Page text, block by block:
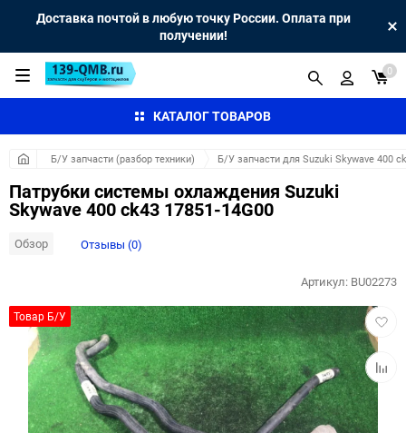
Доставка почтой в любую точку России. Оплата при
получении!
КАТАЛОГ ТОВАРОВ
0
Б/У запчасти (разбор техники) Б/У запчасти для Suzuki Skywave 400
Патрубки системы охлаждения Suzuki
Skywave 400 ck43 17851-14G00
Обзор Отзывы (0)
Товар Б/У
в
к
Артикул: BU02273